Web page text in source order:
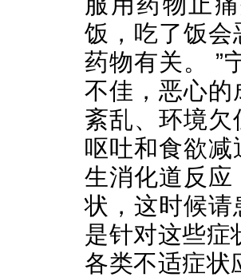
饭，吃了饭
药物有关。 ”
不佳，恶心
紊乱、环境
呕吐和食欲
生消化道反
状，这时候
是针对这些症
各类不适症状